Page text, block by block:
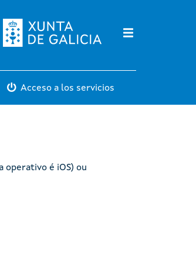
Acceso a los servicios
operativo é iOS) ou